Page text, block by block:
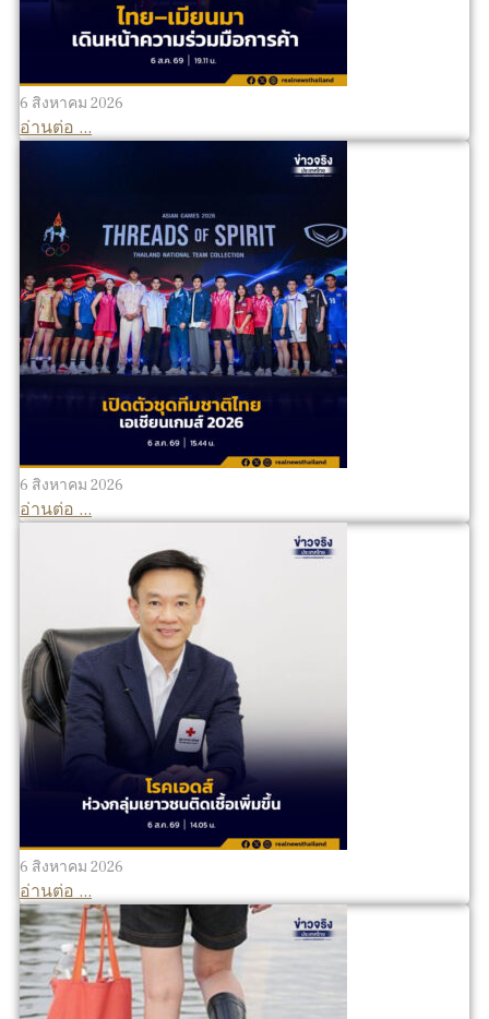
6 สิงหาคม 2026
อ่านต่อ ...
6 สิงหาคม 2026
อ่านต่อ ...
6 สิงหาคม 2026
อ่านต่อ ...